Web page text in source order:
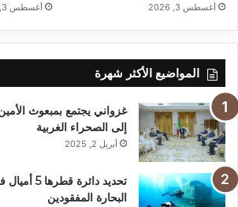
أغسطس 3, 2026 أغسطس 3, 2026
المواضيع الأكثر شهرة
غزواني يجتمع بمبعوث
إلى الصحراء الغربية
أبريل 2, 2025
تحديد
البحارة المفقودين